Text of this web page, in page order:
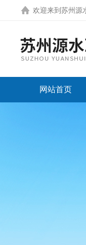
欢迎来到 苏州源
网站首页